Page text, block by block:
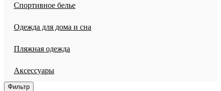
Спортивное белье
Одежда для дома и сна
Пляжная одежда
Аксессуары
Фильтр